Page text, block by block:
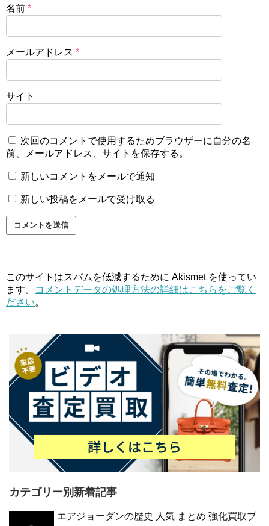
名前 *
メールアドレス *
サイト
次回のコメントで使用するためブラウザーに自分の名
前、メールアドレス、サイトを保存する。
新しいコメントをメールで通知
新しい投稿をメールで受け取る
このサイトはスパムを低減するために Akismet を使ってい
ます。
コメントデータの処理方法の詳細はこちらをご覧く
ださい。
カテゴリー別新着記事
エアジョーダンの歴史 人気 まとめ 強化買取ブ